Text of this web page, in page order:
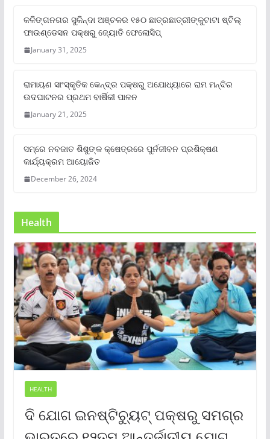
କଳିଙ୍ଗନଗର ସୁକିନ୍ଦା ଅଞ୍ଚଳର ୧୫୦ ଛାତ୍ରଛାତ୍ରୀଙ୍କୁଟାଟା ଷ୍ଟିଲ୍
ଫାଉଣ୍ଡେସନ ପକ୍ଷରୁ ଜ୍ୟୋତି ଫେଲୋସିପ୍‌
January 31, 2025
ରାମାୟଣ ସାଂସ୍କୃତିକ କେନ୍ଦ୍ର ପକ୍ଷରୁ ଅଯୋଧ୍ୟାରେ ରାମ ମନ୍ଦିର
ଉଦଘାଟନର ପ୍ରଥମ ବାର୍ଷିକୀ ପାଳନ
January 21, 2025
ସମ୍‌ରେ ନବଜାତ ଶିଶୁଙ୍କ କ୍ଷେତ୍ରରେ ପୁର୍ନଜୀବନ ପ୍ରଶିକ୍ଷଣ
କାର୍ଯ୍ୟକ୍ରମ ଆୟୋଜିତ
December 26, 2024
Health
HEALTH
ଦି ଯୋଗ ଇନଷ୍ଟିଚ୍ୟୁଟ୍ ପକ୍ଷରୁ ସମଗ୍ର